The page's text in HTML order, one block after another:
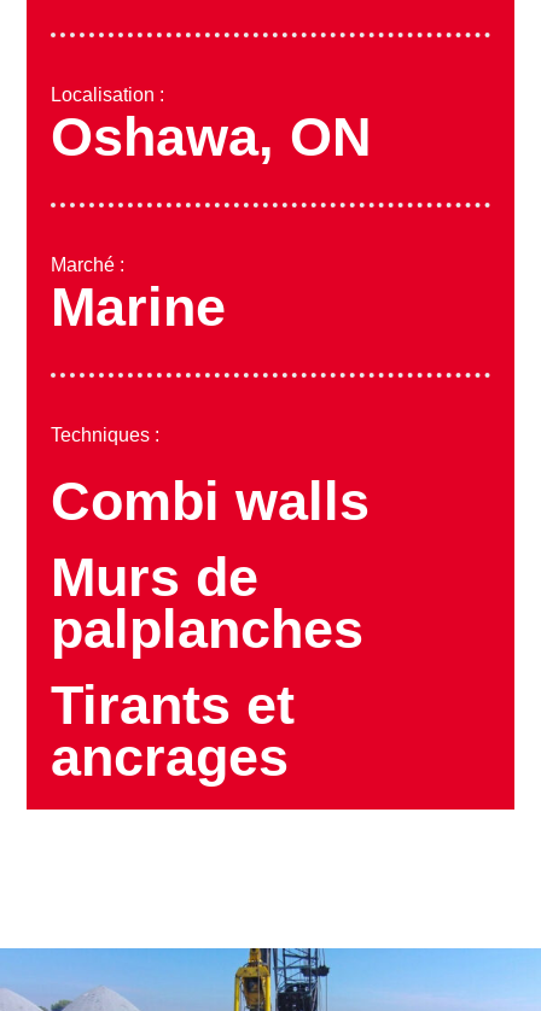
Localisation :
Oshawa, ON
Marché :
Marine
Techniques :
Combi walls
Murs de
palplanches
Tirants et
ancrages